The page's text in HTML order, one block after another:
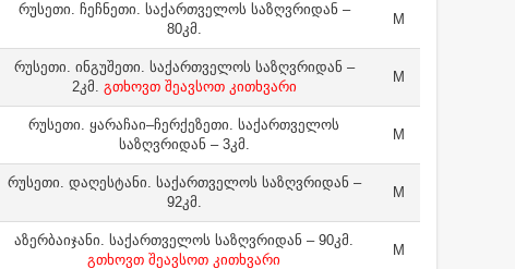
რუსეთი. ჩეჩნეთი. საქართველოს საზღვრიდან –
80კმ.
M
რუსეთი. ინგუშეთი. საქართველოს საზღვრიდან –
2კმ. გთხოვთ შეავსოთ კითხვარი
M
რუსეთი. ყარაჩაი–ჩერქეზეთი. საქართველოს
საზღვრიდან – 3კმ.
M
რუსეთი. დაღესტანი. საქართველოს საზღვრიდან –
92კმ.
M
აზერბაიჯანი. საქართველოს საზღვრიდან – 90კმ.
გთხოვთ შეავსოთ კითხვარი
M